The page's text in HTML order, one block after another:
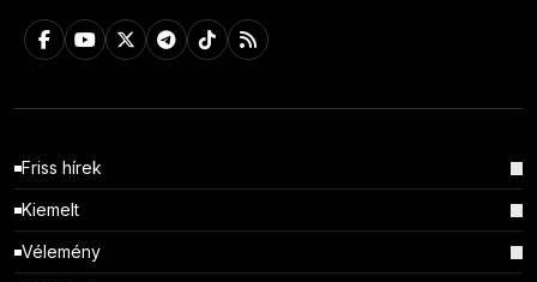
Friss hírek
Kiemelt
Vélemény